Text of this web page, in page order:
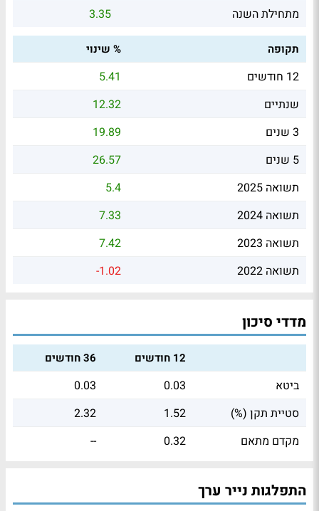
מתחילת השנה
3.35
תקופה % שינוי
12 חודשים
5.41
שנתיים
12.32
3 שנים
19.89
5 שנים
26.57
תשואה 2025
5.4
תשואה 2024
7.33
תשואה 2023
7.42
תשואה 2022
-1.02
מדדי סיכון
12 חודשים 36 חודשים
ביטא 0.03
0.03
סטיית תקן (%)
1.52
2.32
מקדם מתאם
0.32
--
התפלגות נייר ערך